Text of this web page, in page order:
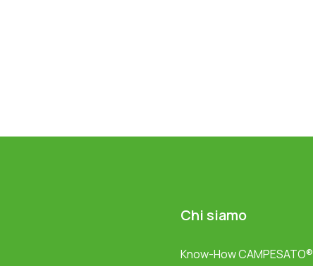
Chi siamo
Know-How CAMPESATO®